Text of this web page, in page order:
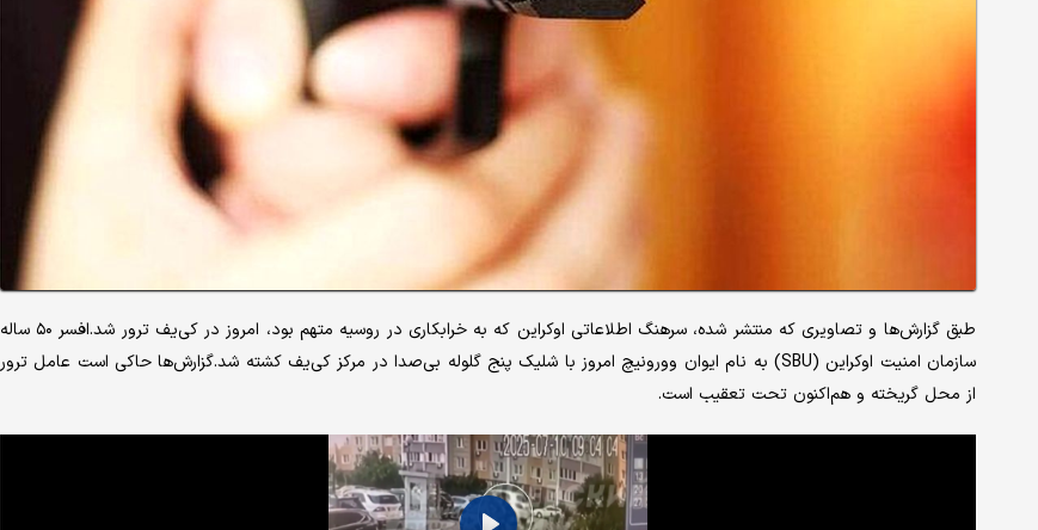
طبق گزارش‌ها و تصاویری که منتشر شده، سرهنگ اطلاعاتی اوکراین که به خرابکاری در روسیه متهم بود، امروز در کی‌یف ترور شد.افسر ۵۰ ساله
سازمان امنیت اوکراین (SBU) به نام ایوان وورونیچ امروز با شلیک پنج گلوله بی‌صدا در مرکز کی‌یف کشته شد.گزارش‌ها حاکی است عامل ترور
از محل گریخته و هم‌اکنون تحت تعقیب است.